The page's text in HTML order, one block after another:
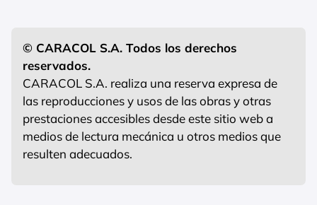
© CARACOL S.A. Todos los derechos
reservados.
CARACOL S.A. realiza una reserva expresa de
las reproducciones y usos de las obras y otras
prestaciones accesibles desde este sitio web a
medios de lectura mecánica u otros medios que
resulten adecuados.